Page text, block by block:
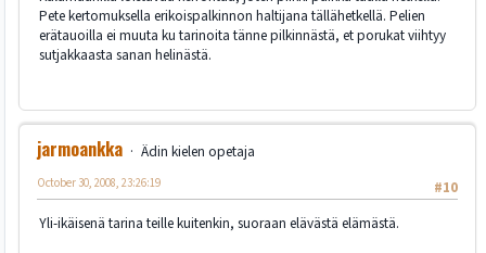
Pete kertomuksella erikoispalkinnon haltijana tällähetkellä. Pelien
erätauoilla ei muuta ku tarinoita tänne pilkinnästä, et porukat viihtyy
sutjakkaasta sanan helinästä.
jarmoankka
Ädin kielen opetaja
#10
October 30, 2008, 23:26:19
Yli-ikäisenä tarina teille kuitenkin, suoraan elävästä elämästä.